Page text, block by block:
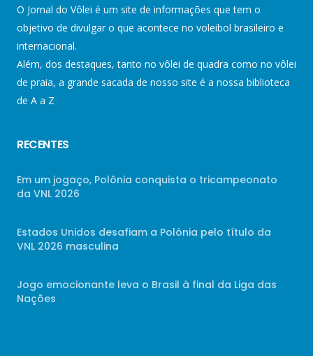
O Jornal do Vôlei é um site de informações que tem o
objetivo de divulgar o que acontece no voleibol brasileiro e
internacional.
Além, dos destaques, tanto no vôlei de quadra como no vôlei
de praia, a grande sacada de nosso site é a nossa biblioteca
de A a Z
RECENTES
Em um jogaço, Polônia conquista o tricampeonato
da VNL 2026
Estados Unidos desafiam a Polônia pelo título da
VNL 2026 masculina
Jogo emocionante leva o Brasil à final da Liga das
Nações